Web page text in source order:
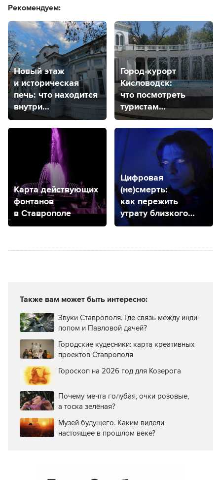
Рекомендуем:
Новый этаж
и историческая
печь: что находится
внутри
театрального
салона Ивановых
в Ставрополе
Город-курорт
Кисловодск:
что посмотреть
туристам
и где остановиться
Карта действующих
фонтанов
в Ставрополе
Цифровая
(не)смерть:
как пережить
утрату близкого
человека
способом
Также вам может быть интересно:
Звуки Ставрополя. Где связь между инди-
попом и Павловой дачей?
Городские кудесники: карта креативных
проектов Ставрополя
Гороскоп на 2026 год для Козерога
Почему мечта голубая, очки розовые,
а тоска зелёная?
Музей будущего. Каким видели
настоящее в прошлом веке?